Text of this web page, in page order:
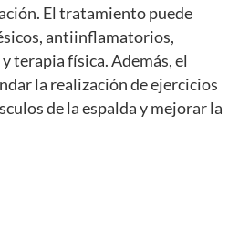
El tratamiento puede
antiinflamatorios,
terapia física. Además, el
la realización de ejercicios
de la espalda y mejorar la